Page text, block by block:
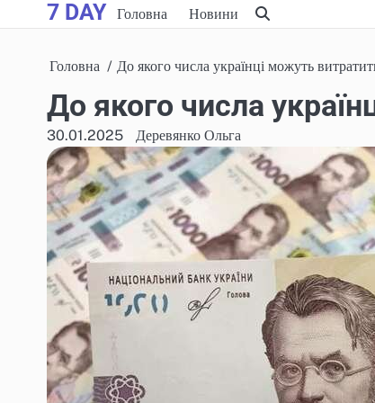
to
7 DAY Головна Новини
Головна До якого числа українці можуть
До якого числа
30.01.2025 Деревянко Ольга